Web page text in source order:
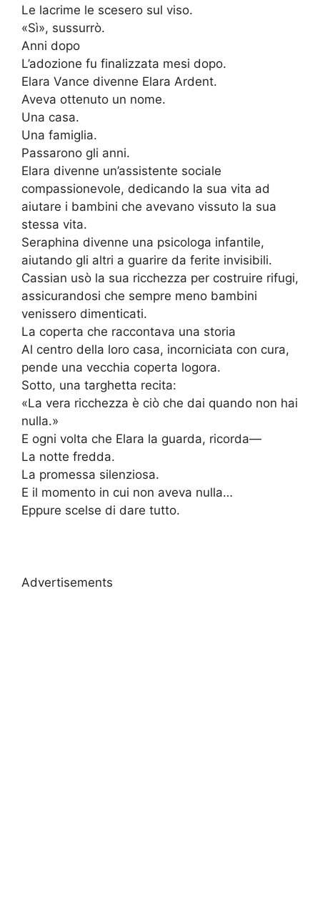
Le lacrime le scesero sul viso.
«Sì», sussurrò.
Anni dopo
L’adozione fu finalizzata mesi dopo.
Elara Vance divenne Elara Ardent.
Aveva ottenuto un nome.
Una casa.
Una famiglia.
Passarono gli anni.
Elara divenne un’assistente sociale
compassionevole, dedicando la sua vita ad
aiutare i bambini che avevano vissuto la sua
stessa vita.
Seraphina divenne una psicologa infantile,
aiutando gli altri a guarire da ferite invisibili.
Cassian usò la sua ricchezza per costruire rifugi,
assicurandosi che sempre meno bambini
venissero dimenticati.
La coperta che raccontava una storia
Al centro della loro casa, incorniciata con cura,
pende una vecchia coperta logora.
Sotto, una targhetta recita:
«La vera ricchezza è ciò che dai quando non hai
nulla.»
E ogni volta che Elara la guarda, ricorda—
La notte fredda.
La promessa silenziosa.
E il momento in cui non aveva nulla…
Eppure scelse di dare tutto.
Advertisements